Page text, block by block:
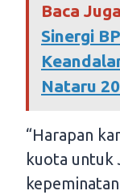
Baca
Sinergi
Nataru
“Harapan
kuota untuk